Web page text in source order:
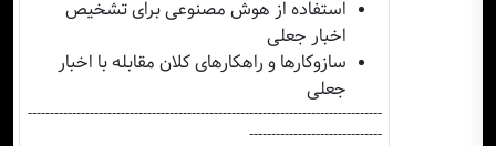
استفاده از هوش مصنوعی برای تشخیص
اخبار جعلی
سازوکارها و راهکارهای کلان مقابله با اخبار
جعلی
--------------------------------------------------------------------------------
------------------------------